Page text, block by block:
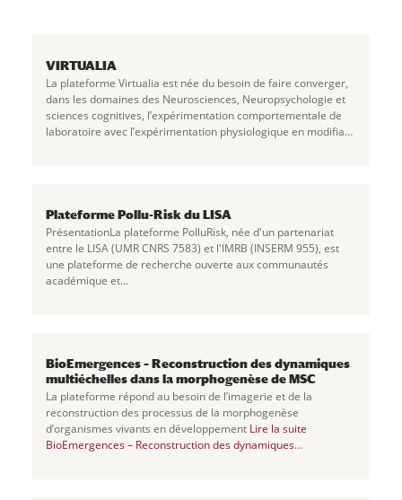
VIRTUALIA
La plateforme Virtualia est née du besoin de faire converger,
dans les domaines des Neurosciences, Neuropsychologie et
sciences cognitives, l’expérimentation comportementale de
laboratoire avec l’expérimentation physiologique en modifiant
Plateforme Pollu-Risk du LISA
PrésentationLa plateforme PolluRisk, née d'un partenariat
entre le LISA (UMR CNRS 7583) et l'IMRB (INSERM 955), est
une plateforme de recherche ouverte aux communautés
académique et...
BioEmergences – Reconstruction des dynamiques
multiéchelles dans la morphogenèse de MSC
La plateforme répond au besoin de l’imagerie et de la
reconstruction des processus de la morphogenèse
d’organismes vivants en développement Lire la suite
BioEmergences – Reconstruction des dynamiques